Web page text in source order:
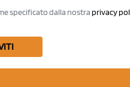
specificato dalla nostra privacy